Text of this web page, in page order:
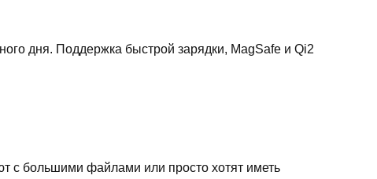
дня. Поддержка быстрой зарядки, MagSafe и Qi2
с большими файлами или просто хотят иметь